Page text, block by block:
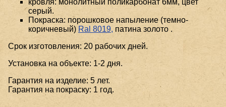
кровля: монолитный поликарбонат 6мм, цвет
серый.
Покраска: порошковое напыление (темно-
коричневый) Ral 8019, патина золото .
Срок изготовления: 20 рабочих дней.
Установка на объекте: 1-2 дня.
Гарантия на изделие: 5 лет.
Гарантия на покраску: 1 год.